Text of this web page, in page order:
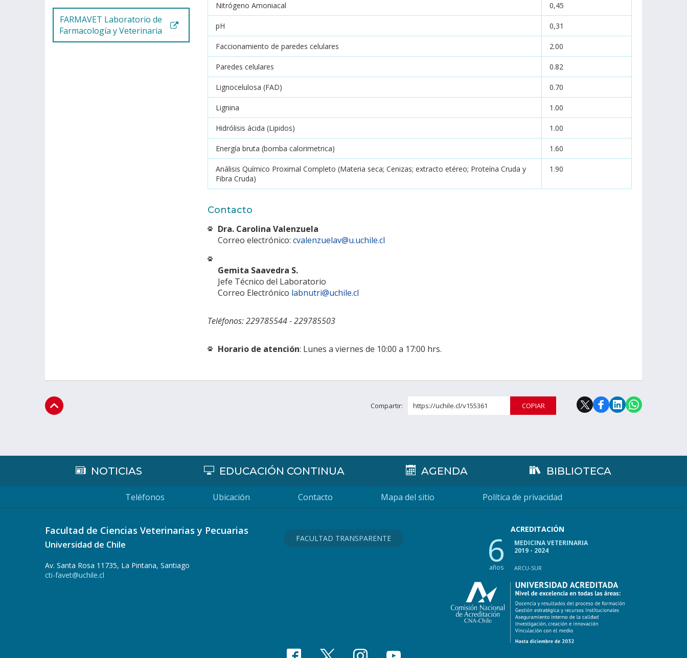
FARMAVET Laboratorio de
Farmacología y Veterinaria
Nitrógeno Amoniacal 0,45
pH 0,31
Faccionamiento de paredes celulares 2.00
Paredes celulares 0.82
Lignocelulosa (FAD) 0.70
Lignina 1.00
Hidrólisis ácida (Lipidos) 1.00
Energía bruta (bomba calorimetrica) 1.60
Análisis Químico Proximal Completo (Materia seca; Cenizas; extracto etéreo; Proteína Cruda y
Fibra Cruda)
1.90
Contacto
Dra. Carolina Valenzuela
Correo electrónico: cvalenzuelav@u.uchile.cl
Gemita Saavedra S.
Jefe Técnico del Laboratorio
Correo Electrónico labnutri@uchile.cl
Teléfonos: 229785544 - 229785503
Horario de atención: Lunes a viernes de 10:00 a 17:00 hrs.
Compartir: https://uchile.cl/v155361
NOTICIAS EDUCACIÓN CONTINUA AGENDA BIBLIOTECA
Teléfonos Ubicación Contacto Mapa del sitio Política de privacidad
Facultad de Ciencias Veterinarias y Pecuarias
Universidad de Chile
Av. Santa Rosa 11735, La Pintana, Santiago
cti-favet@uchile.cl
FACULTAD TRANSPARENTE
ACREDITACIÓN
6
años
MEDICINA VETERINARIA
2019 - 2024
ARCU-SUR